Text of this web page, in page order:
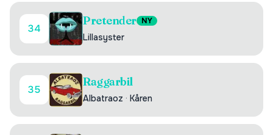
34
Pretender NY
Lillasyster
35
Raggarbil
Albatraoz · Kåren